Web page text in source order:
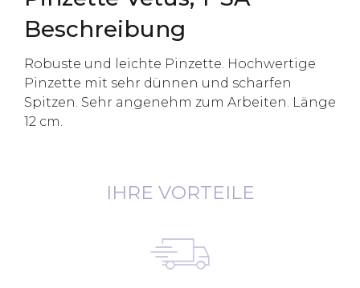
Beschreibung
Robuste und leichte Pinzette. Hochwertige
Pinzette mit sehr dünnen und scharfen
Spitzen. Sehr angenehm zum Arbeiten. Länge
12 cm.
IHRE VORTEILE